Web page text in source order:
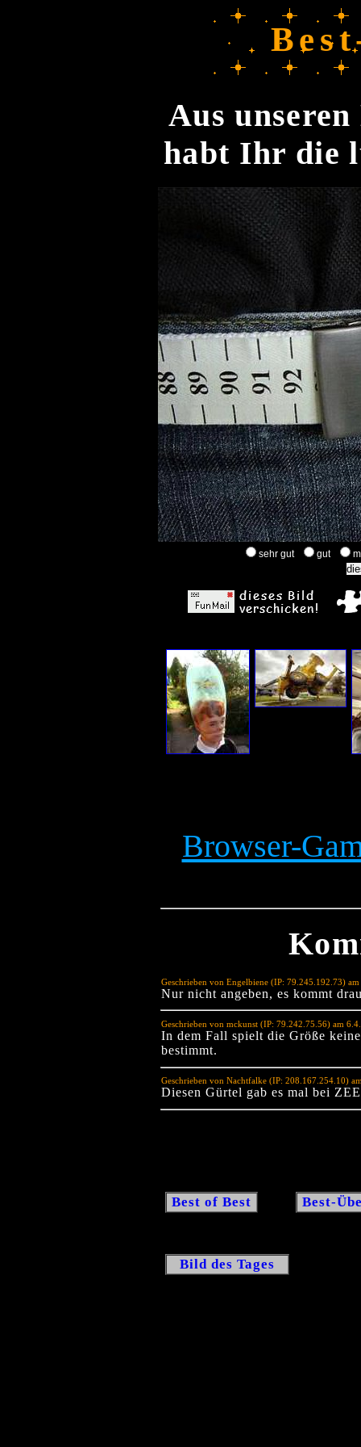
Aus
habt Ihr die
sehr gut gut
Browser-
Geschrieben von Engelbiene (IP: 79.245.192.73)
Nur nicht angeben, es kommt
Geschrieben von mckunst (IP: 79.242.75.56) am
In dem Fall spielt die Größe
bestimmt.
Geschrieben von Nachtfalke (IP: 208.167.254.10)
Diesen Gürtel gab es mal bei
Best of Best Best-
Bild des Tages